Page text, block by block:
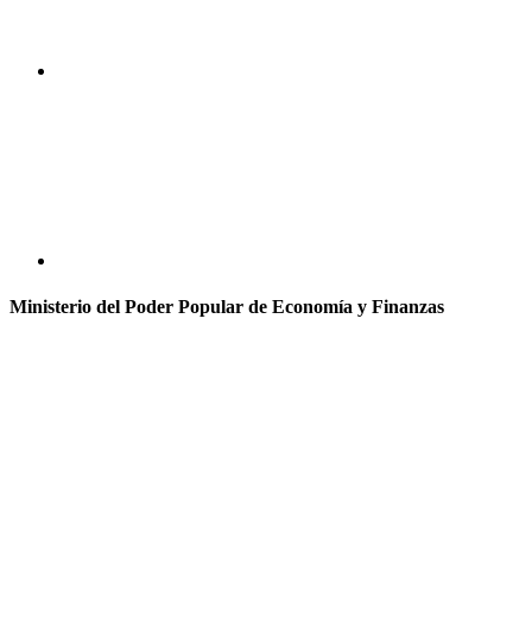
Ministerio del Poder Popular de Economía y Finanzas